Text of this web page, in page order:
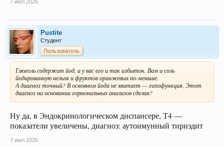
7 июл 2026
Pustite
Студент
Пользователь
Глюголь содержит йод, а у вас его и так избыток. Вам и соль
йодированную нельзя и фруктов оранжевых по-меньше.
А диагноз точный? В основном йода не хватает — гипофункция. Этот
диагноз на основании гормональных анализов сделан?
Ну да, в Эндокринологическом диспансере, Т4 —
показатели увеличены, диагноз: аутоимунный тириэдит
7 июл 2026